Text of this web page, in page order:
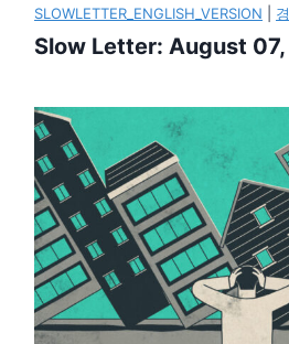
SLOWLETTER_ENGLISH_VERSION
Slow Letter: August